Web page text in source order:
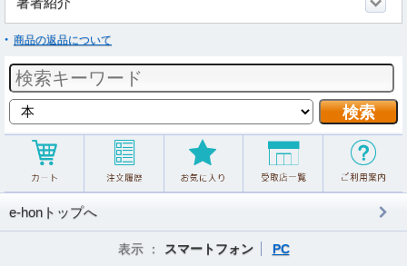
商品の返品について
e-honトップへ
表示 ： スマートフォン PC